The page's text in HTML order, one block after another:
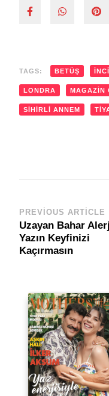
TAGS: BETÜŞ
LONDRA MAGAZIN
SIHIRLI ANNEM
Post
Navigation
PREVIOUS ARTICLE
Uzayan Bahar
Yazın Keyfinizi
Kaçırmasın